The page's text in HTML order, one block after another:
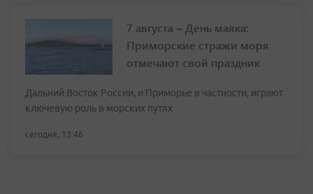
7 августа – День маяка:
Приморские стражи моря
отмечают свой праздник
Дальний Восток России, и Приморье в частности, играют
ключевую роль в морских путях
сегодня, 13:46